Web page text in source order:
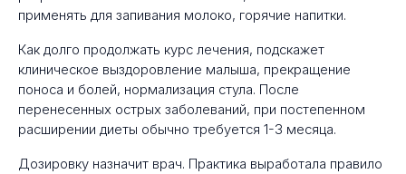
применять для запивания молоко, горячие напитки.
Как долго продолжать курс лечения, подскажет
клиническое выздоровление малыша, прекращение
поноса и болей, нормализация стула. После
перенесенных острых заболеваний, при постепенном
расширении диеты обычно требуется 1-3 месяца.
Дозировку назначит врач. Практика выработала правило